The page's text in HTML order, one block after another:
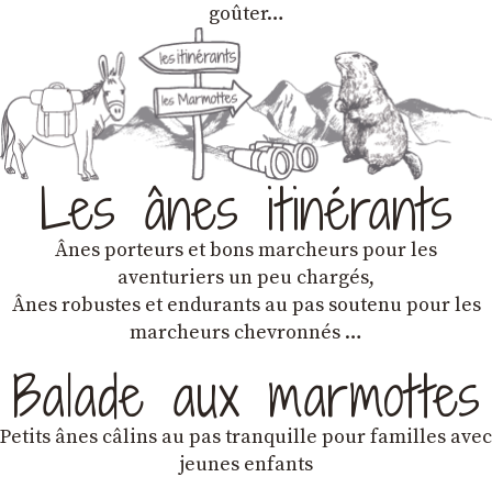
goûter…
Les ânes itinérants
Ânes porteurs et bons marcheurs pour les
aventuriers un peu chargés,
Ânes robustes et endurants au pas soutenu pour les
marcheurs chevronnés …
Balade aux marmottes
Petits ânes câlins au pas tranquille pour familles avec
jeunes enfants